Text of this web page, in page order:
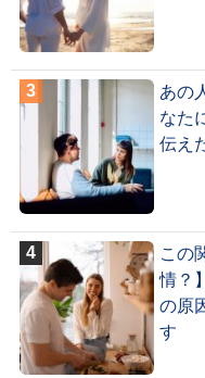
あの
なた
伝え
この
情？
の原
す